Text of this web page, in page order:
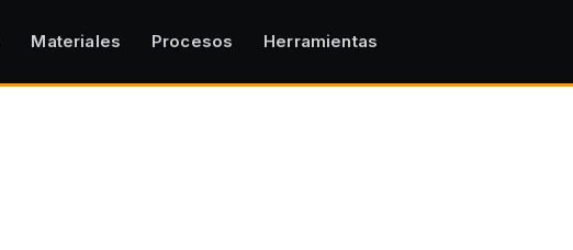
Materiales Procesos Herramientas